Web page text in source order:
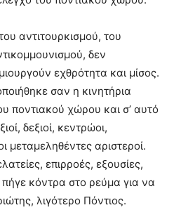
αντιτουρκισμού, του
δεν
εχθρότητα και μίσος.
σαν η κινητήρια
ποντιακού χώρου και σ’ αυτό
δεξιοί, κεντρώοι,
μεταμεληθέντες αριστεροί.
επιρροές, εξουσίες,
κόντρα στο ρεύμα για να
λιγότερο Πόντιος.